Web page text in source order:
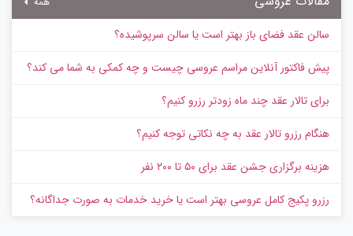
سالن عقد فضای باز بهتر است یا سالن سرپوشیده؟
پیش‌ فاکتور آنلاین مراسم عروسی چیست و چه کمکی به شما می کند؟
برای تالار عقد چند ماه زودتر رزرو کنیم؟
هنگام رزرو تالار عقد به چه نکاتی توجه کنیم؟
هزینه برگزاری جشن عقد برای ۵۰ تا ۲۰۰ نفر
رزرو پکیج کامل عروسی بهتر است یا خرید خدمات به‌ صورت جداگانه؟